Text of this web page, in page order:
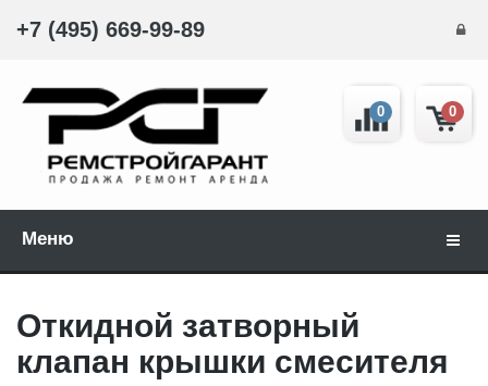
+7 (495) 669-99-89
0
0
Меню
Откидной затворный
клапан крышки смесителя